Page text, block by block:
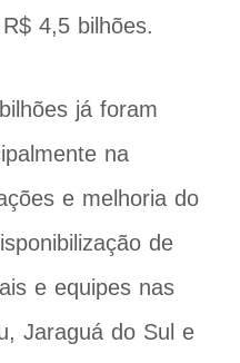
4,5 bilhões.
já foram
na
e melhoria do
de
e equipes nas
Jaraguá do Sul e